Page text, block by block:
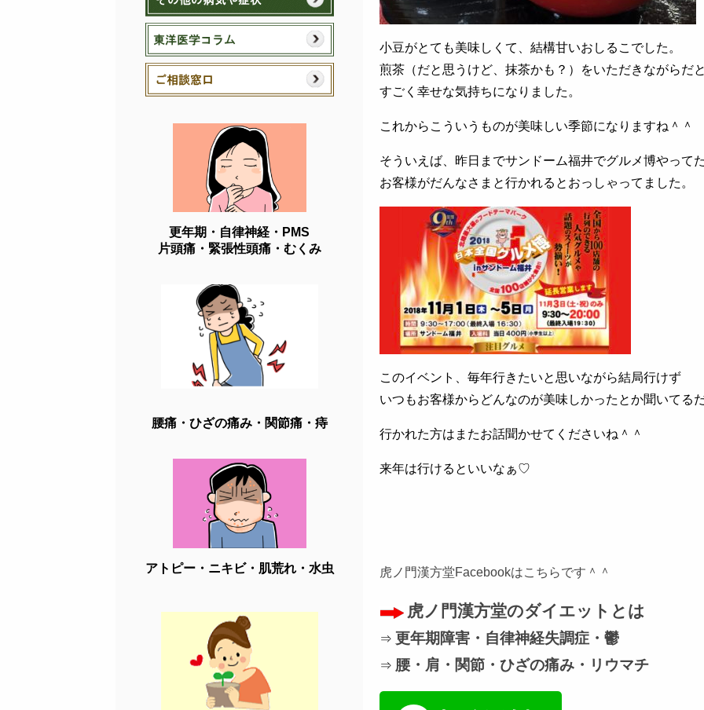
小豆がとても美味しくて、結構甘いおしるこでした。
煎茶（だと思うけど、抹茶かも？）をいただきながらだ
すごく幸せな気持ちになりました。
これからこういうものが美味しい季節になりますね＾＾
そういえば、昨日までサンドーム福井でグルメ博やって
お客様がだんなさまと行かれるとおっしゃってました。
このイベント、毎年行きたいと思いながら結局行けず
いつもお客様からどんなのが美味しかったとか聞いてる
行かれた方はまたお話聞かせてくださいね＾＾
来年は行けるといいなぁ♡
虎ノ門漢方堂Facebookはこちらです＾＾
虎ノ門漢方堂のダイエットとは
⇒ 更年期障害・自律神経失調症・鬱
⇒ 腰・肩・関節・ひざの痛み・リウマチ
更年期・自律神経・PMS
片頭痛・緊張性頭痛・むくみ
腰痛・ひざの痛み・関節痛・痔
アトピー・ニキビ・肌荒れ・水虫